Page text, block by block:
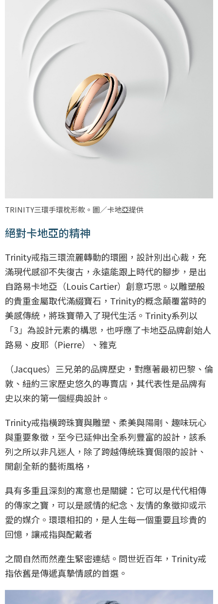
TRINITY三環手環枕形款。圖／卡地亞提供
絕對卡地亞的精神
Trinity戒指三環流麗轉動的環圈，設計別出心裁，充
滿現代感卻不失復古，永遠能跟上時代的腳步，是出
自路易卡地亞（Louis Cartier）創意巧思。以雕塑般
的貴重金屬取代滿綴寶石，Trinity的概念顛覆當時的
美感傳統，將珠寶帶入了現代生活。Trinity系列以
「3」為設計元素的構思，也呼應了卡地亞品牌創始人
路易、皮耶（Pierre）、雅克
（Jacques）三兄弟的品牌歷史，對應著最初巴黎、倫
敦、紐約三家歷史悠久的專賣店，其代表性是品牌有
史以來的第一個經典設計。
Trinity戒指橫跨珠寶與雕塑、柔美與陽剛、趣味玩心
與重要象徵，至今已延伸出全系列豐富的設計，該系
列之所以非凡迷人，除了跨越傳統珠寶侷限的設計、
開創全新的藝術風格，
具有多重且深刻的寓意也是關鍵：它可以是代代相傳
的傳家之寶，可以是感情的紀念、友情的象徵抑或示
愛的媒介。環環相扣的，是人生每一個重要且珍貴的
回憶，讓戒指與配戴者
之間自然而然產生緊密連結。問世近百年，Trinity戒
指依舊是傳遞真摯情感的首選。